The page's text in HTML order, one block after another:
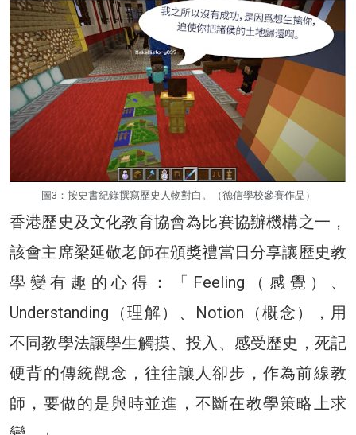
圖3：按史書紀錄撰寫歷史人物對白。（德信學校參賽作品）
香港歷史及文化教育協會為比賽協辦機構之一，
該會主席梁延敬老師在頒獎禮當日分享讓歷史教
學變有趣的心得：「Feeling（感覺）、
Understanding（理解）、Notion（概念），用
不同教學法讓學生觸摸、投入、感受歷史，死記
硬背的傳統觀念，往往讓人卻步，作為前線教
師，要做的是與時並進，不斷在教學策略上求